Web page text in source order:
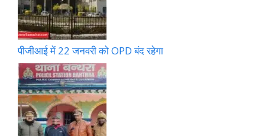
पीजीआई में 22 जनवरी को OPD बंद रहेगा